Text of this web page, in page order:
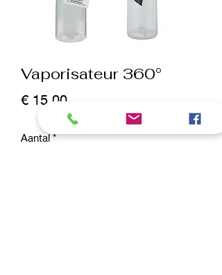
Vaporisateur 360°
€ 15,00Prijs
Aantal *